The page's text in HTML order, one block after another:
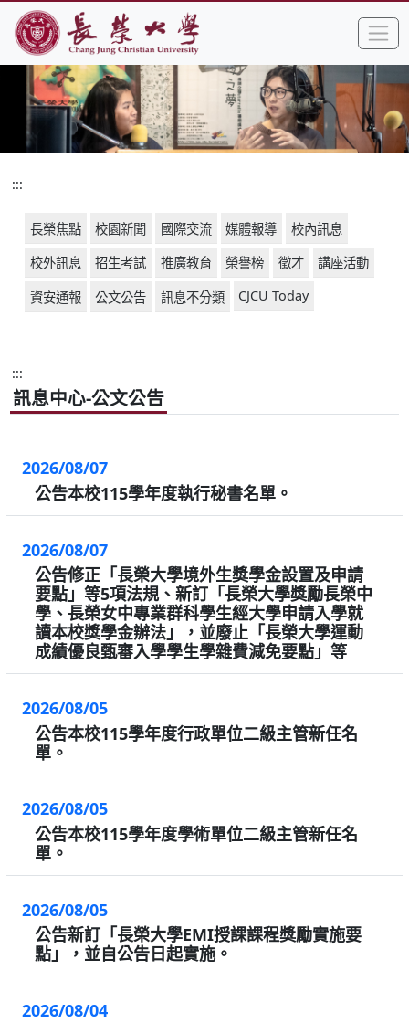
跳到主要內容區塊
長榮大學全球資訊網中文網頁
手
:::
長榮焦點 校園新聞 國際交流 媒體報導
校內訊息
校外訊息
招生考試 推廣教育 榮譽榜 徵才
講座活動
資安通報
公文公告 訊息不分類 CJCU Today
:::
訊息中心-公文公告
2026/08/07
公告本校115學年度執行秘書名單。
2026/08/07
公告修正「長榮大學境外生獎學金設置及申請
要點」等5項法規、新訂「長榮大學獎勵長榮中
學、長榮女中專業群科學生經大學申請入學就
讀本校獎學金辦法」，並廢止「長榮大學運動
成績優良甄審入學學生學雜費減免要點」等
2026/08/05
公告本校115學年度行政單位二級主管新任名
單。
2026/08/05
公告本校115學年度學術單位二級主管新任名
單。
2026/08/05
公告新訂「長榮大學EMI授課課程獎勵實施要
點」，並自公告日起實施。
2026/08/04